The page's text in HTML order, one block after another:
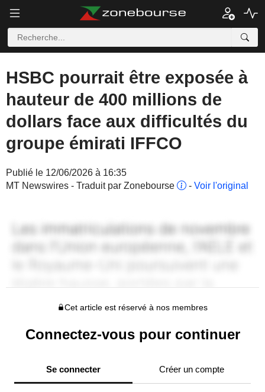
HSBC pourrait être exposée à
hauteur de 400 millions de
dollars face aux difficultés du
groupe émirati IFFCO
Publié le 12/06/2026 à 16:35
MT Newswires - Traduit par Zonebourse
- Voir l'original
Cet article est réservé à nos membres
Connectez-vous pour continuer
Se connecter Créer un compte